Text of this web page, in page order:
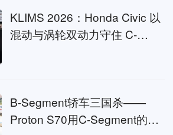
KLIMS 2026：Honda Civic 以
混动与涡轮双动力守住 C-
B-Segment轿车三国杀——
Proton S70用C-Segment的尺